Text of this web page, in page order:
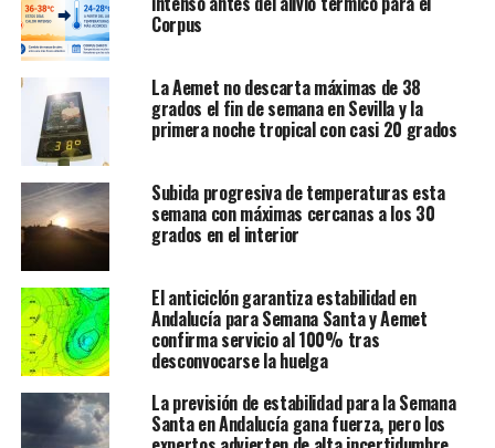
Corpus
La Aemet no descarta máximas de 38
grados el fin de semana en Sevilla y la
primera noche tropical con casi 20 grados
Subida progresiva de temperaturas esta
semana con máximas cercanas a los 30
grados en el interior
El anticiclón garantiza estabilidad en
Andalucía para Semana Santa y Aemet
confirma servicio al 100% tras
desconvocarse la huelga
La previsión de estabilidad para la Semana
Santa en Andalucía gana fuerza, pero los